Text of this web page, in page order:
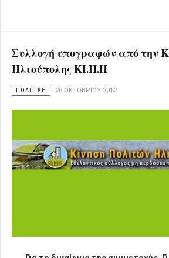
Συλλογή υπογραφών από την
Ηλιούπολης ΚΙ.Π.Η
ΠΟΛΙΤΙΚΗ 26 ΟΚΤΩΒΡΊΟΥ 2012